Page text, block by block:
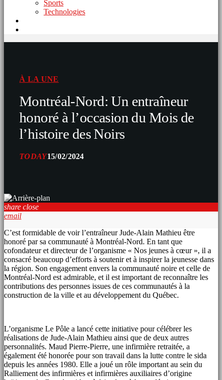
Sports
Technologies
À LA UNE
Montréal-Nord: Un entraîneur
honoré à l’occasion du Mois de
l’histoire des Noirs
TODAY15/02/2024
share close
email
C’est formidable de voir l’entraîneur Jude-Alain Mathieu être
honoré par sa communauté à Montréal-Nord. En tant que
cofondateur et directeur de l’organisme « Nos jeunes à cœur », il a
consacré beaucoup d’efforts à soutenir et à inspirer la jeunesse dans
la région. Son engagement envers la communauté noire et celle de
Montréal-Nord est admirable, et il est important de reconnaître les
contributions des personnes issues de ces communautés à la
construction de la ville et au développement du Québec.
L’organisme Le Pôle a lancé cette initiative pour célébrer les
réalisations de Jude-Alain Mathieu ainsi que de deux autres
personnalités. Maud Pierre-Pierre, une infirmière retraitée, a
également été honorée pour son travail dans la lutte contre le sida
depuis les années 1980. Elle a joué un rôle important au sein du
Ralliement des infirmières et infirmières auxiliaires d’origine